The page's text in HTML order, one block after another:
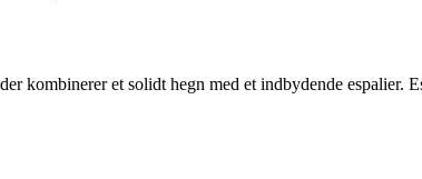
kombinerer et solidt hegn med et indbydende